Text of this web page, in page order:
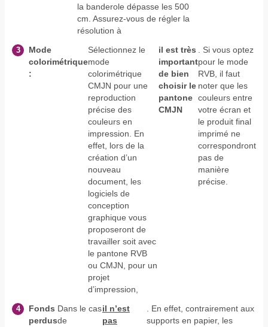
la banderole dépasse les 500
cm. Assurez-vous de régler la
résolution à
Mode
colorimétrique
:
Sélectionnez le
mode
colorimétrique
CMJN pour une
reproduction
précise des
couleurs en
impression. En
effet, lors de la
création d’un
nouveau
document, les
logiciels de
conception
graphique vous
proposeront de
travailler soit avec
le pantone RVB
ou CMJN, pour un
projet
d’impression,
il est très
important
de bien
choisir le
pantone
CMJN
. Si vous optez
pour le mode
RVB, il faut
noter que les
couleurs entre
votre écran et
le produit final
imprimé ne
correspondront
pas de
manière
précise.
Fonds
perdus
Dans le cas
de
il n’est
pas
. En effet, contrairement aux
supports en papier, les